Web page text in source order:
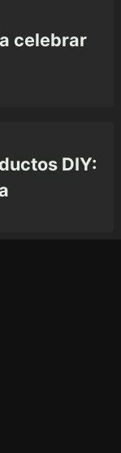
celebrar
DIY: